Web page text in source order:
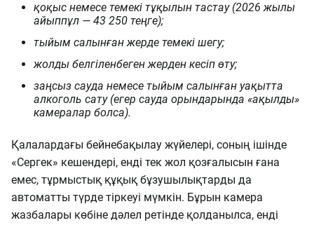
қоқыс немесе темекі тұқылын тастау (2026 жылы
айыппұл — 43 250 теңге);
тыйым салынған жерде темекі шегу;
жолды белгіленбеген жерден кесіп өту;
заңсыз сауда немесе тыйым салынған уақытта
алкоголь сату (егер сауда орындарында «ақылды»
камералар болса).
Қалалардағы бейнебақылау жүйелері, соның ішінде
«Сергек» кешендері, енді тек жол қозғалысын ғана
емес, тұрмыстық құқық бұзушылықтарды да
автоматты түрде тіркеуі мүмкін. Бұрын камера
жазбалары көбіне дәлел ретінде қолданылса, енді